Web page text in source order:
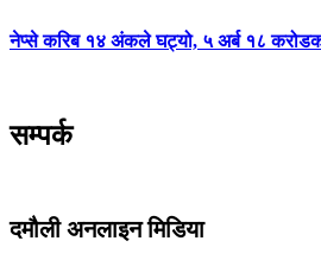
नेप्से करिब १४ अंकले घट्यो, ५ अर्ब १८
सम्पर्क
दमौली अनलाइन मिडिया